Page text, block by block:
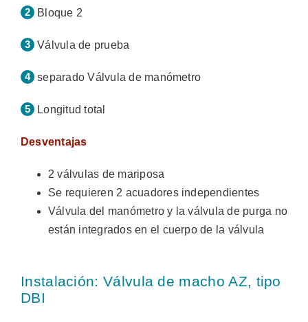
Bloque 2
Válvula de prueba
separado Válvula de manómetro
Longitud total
Desventajas
2 válvulas de mariposa
Se requieren 2 acuadores independientes
Válvula del manómetro y la válvula de purga no
están integrados en el cuerpo de la válvula
Instalación: Válvula de macho AZ, tipo
DBI